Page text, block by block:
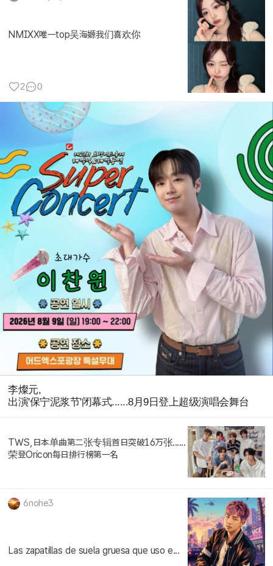
NMIXX唯一top吴海嫄我们喜欢你
2 0
李燦元,
出演'保宁泥浆节'闭幕式......8月9日登上超级演唱会舞台
TWS,日本单曲第二张专辑首日突破16万张......
荣登Oricon每日排行榜第一名
6nohe3
Las zapatillas de suela gruesa que uso e...